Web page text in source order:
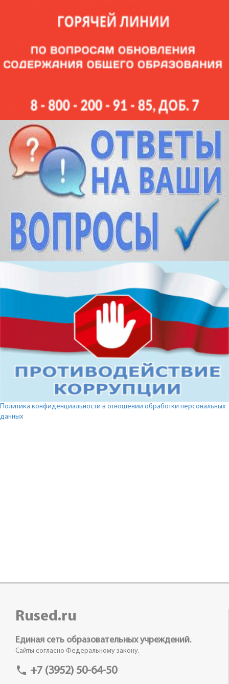
Политика конфиденциальности в отношении обработки персональных
данных
Rused.ru
Единая сеть образовательных учреждений.
Сайты согласно Федеральному закону.
phone +7 (3952) 50-64-50